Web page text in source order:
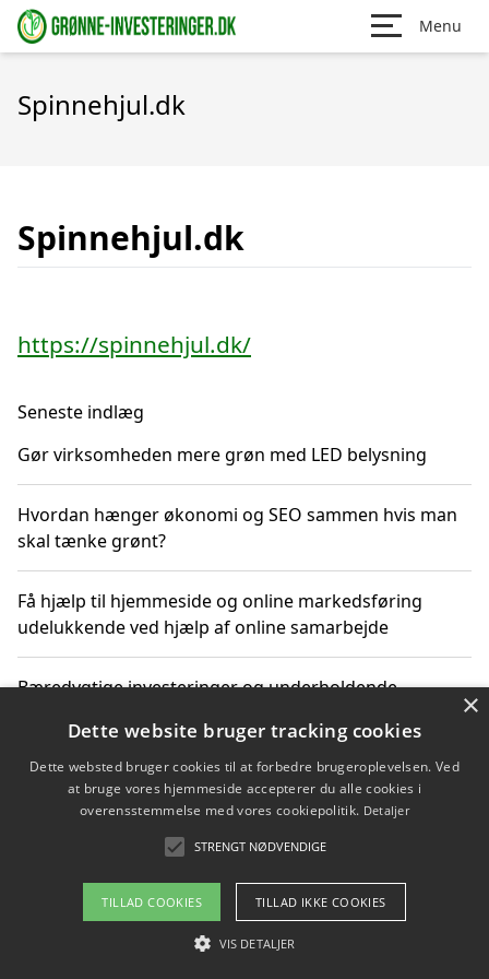
Menu
Spinnehjul.dk
Spinnehjul.dk
https://spinnehjul.dk/
Seneste indlæg
Gør virksomheden mere grøn med LED belysning
Hvordan hænger økonomi og SEO sammen hvis man
skal tænke grønt?
Få hjælp til hjemmeside og online markedsføring
udelukkende ved hjælp af online samarbejde
Bæredygtige investeringer og underholdende
Sådan kan online møder for virksomheder fremme
grønne investeringer
Copyright 2026 - Pilanto Aps
Om / kontakt
×
Dette website bruger tracking cookies
Dette websted bruger cookies til at forbedre brugeroplevelsen. Ved
at bruge vores hjemmeside accepterer du alle cookies i
overensstemmelse med vores cookiepolitik. Detaljer
STRENGT NØDVENDIGE
TILLAD COOKIES TILLAD IKKE COOKIES
VIS DETALJER